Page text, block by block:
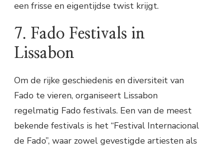
een frisse en eigentijdse twist krijgt.
7. Fado Festivals in
Lissabon
Om de rijke geschiedenis en diversiteit van
Fado te vieren, organiseert Lissabon
regelmatig Fado festivals. Een van de meest
bekende festivals is het “Festival Internacional
de Fado”, waar zowel gevestigde artiesten als